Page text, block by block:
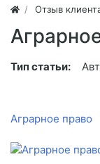
Отзыв
Тип статьи:
Аграрное право